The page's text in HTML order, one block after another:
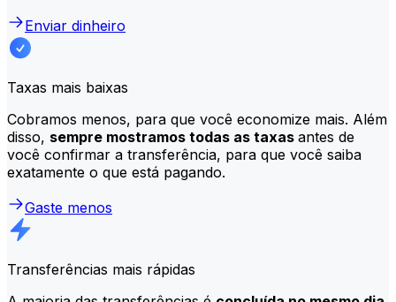
Enviar dinheiro
Taxas mais baixas
Cobramos menos, para que você economize mais. Além
disso, sempre mostramos todas as taxas antes de
você confirmar a transferência, para que você saiba
exatamente o que está pagando.
Gaste menos
Transferências mais rápidas